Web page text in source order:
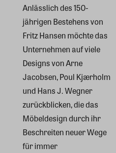
Anlässlich des 150-
jährigen Bestehens von
Fritz Hansen möchte das
Unternehmen auf viele
Designs von Arne
Jacobsen, Poul Kjærholm
und Hans J. Wegner
zurückblicken, die das
Möbeldesign durch ihr
Beschreiten neuer Wege
für immer